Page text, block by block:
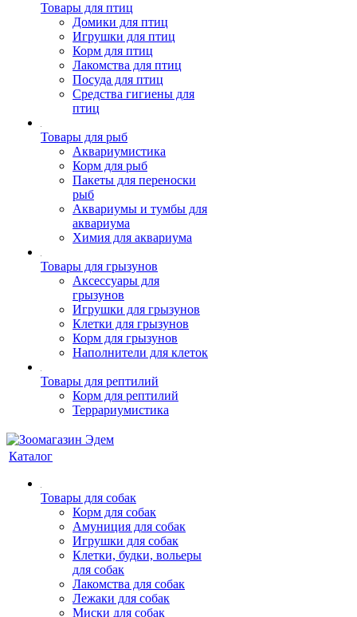
Товары для птиц
Домики для птиц
Игрушки для птиц
Корм для птиц
Лакомства для птиц
Посуда для птиц
Средства гигиены для
птиц
Товары для рыб
Аквариумистика
Корм для рыб
Пакеты для переноски
рыб
Аквариумы и тумбы для
аквариума
Химия для аквариума
Товары для грызунов
Аксессуары для
грызунов
Игрушки для грызунов
Клетки для грызунов
Корм для грызунов
Наполнители для клеток
Товары для рептилий
Корм для рептилий
Террариумистика
Каталог
Товары для собак
Корм для собак
Амуниция для собак
Игрушки для собак
Клетки, будки, вольеры
для собак
Лакомства для собак
Лежаки для собак
Миски для собак